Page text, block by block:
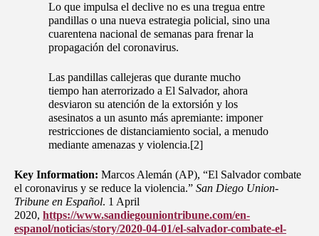
Lo que impulsa el declive no es una tregua entre
pandillas o una nueva estrategia policial, sino una
cuarentena nacional de semanas para frenar la
propagación del coronavirus​.
Las pandillas callejeras que durante mucho
tiempo han aterrorizado a El Salvador, ahora
desviaron su atención de la extorsión y los
asesinatos a un asunto más apremiante: imponer
restricciones de distanciamiento social, a menudo
mediante amenazas y violencia.[2]
Key Information: Marcos Alemán (AP), “El Salvador combate
el coronavirus y se reduce la violencia.” San Diego Union-
Tribune en Español. 1 April
2020, https://www.sandiegouniontribune.com/en-
espanol/noticias/story/2020-04-01/el-salvador-combate-el-